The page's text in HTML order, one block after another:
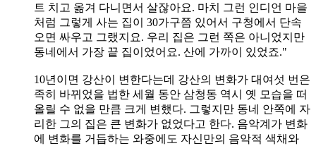
트 치고 옮겨 다니면서 살잖아요. 마치 그런 인디언 마을
처럼 그렇게 사는 집이 30가구쯤 있어서 구청에서 단속
오면 싸우고 그랬지요. 우리 집은 그런 쪽은 아니었지만
동네에서 가장 끝 집이었어요. 산에 가까이 있었죠."
10년이면 강산이 변한다는데 강산의 변화가 대여섯 번은
족히 바뀌었을 법한 세월 동안 삼청동 역시 옛 모습을 떠
올릴 수 없을 만큼 크게 변했다. 그렇지만 동네 안쪽에 자
리한 그의 집은 큰 변화가 없었다고 한다. 음악계가 변화
에 변화를 거듭하는 와중에도 자신만의 음악적 색채와